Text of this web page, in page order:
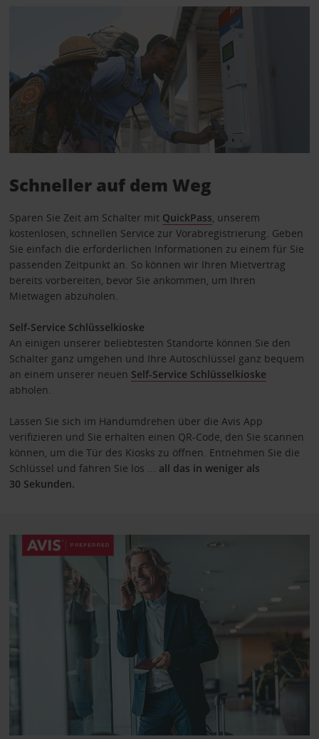
Schneller auf dem Weg
Sparen Sie Zeit am Schalter mit QuickPass , unserem
kostenlosen, schnellen Service zur Vorabregistrierung. Geben
Sie einfach die erforderlichen Informationen zu einem für Sie
passenden Zeitpunkt an. So können wir Ihren Mietvertrag
bereits vorbereiten, bevor Sie ankommen, um Ihren
Mietwagen abzuholen.
Self-Service Schlüsselkioske
An einigen unserer beliebtesten Standorte können Sie den
Schalter ganz umgehen und Ihre Autoschlüssel ganz bequem
an einem unserer neuen Self-Service Schlüsselkioske
abholen.
Lassen Sie sich im Handumdrehen über die Avis App
verifizieren und Sie erhalten einen QR-Code, den Sie scannen
können, um die Tür des Kiosks zu öffnen. Entnehmen Sie die
Schlüssel und fahren Sie los ... all das in weniger als
30 Sekunden.